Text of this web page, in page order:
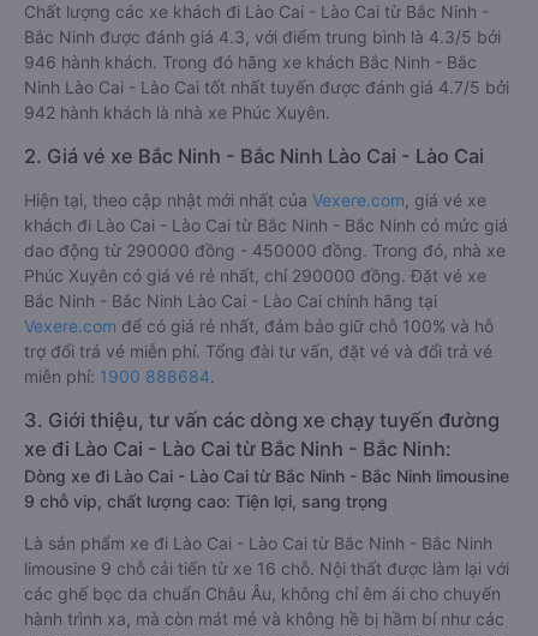
Chất lượng các xe khách đi Lào Cai - Lào Cai từ Bắc Ninh -
Bắc Ninh được đánh giá 4.3, với điểm trung bình là 4.3/5 bởi
946 hành khách. Trong đó hãng xe khách Bắc Ninh - Bắc
Ninh Lào Cai - Lào Cai tốt nhất tuyến được đánh giá 4.7/5 bởi
942 hành khách là nhà xe Phúc Xuyên.
2. Giá vé xe Bắc Ninh - Bắc Ninh Lào Cai - Lào Cai
Hiện tại, theo cập nhật mới nhất của Vexere.com , giá vé xe
khách đi Lào Cai - Lào Cai từ Bắc Ninh - Bắc Ninh có mức giá
dao động từ 290000 đồng - 450000 đồng. Trong đó, nhà xe
Phúc Xuyên có giá vé rẻ nhất, chỉ 290000 đồng. Đặt vé xe
Bắc Ninh - Bắc Ninh Lào Cai - Lào Cai chính hãng tại
Vexere.com để có giá rẻ nhất, đảm bảo giữ chỗ 100% và hỗ
trợ đổi trả vé miễn phí. Tổng đài tư vấn, đặt vé và đổi trả vé
miễn phí: 1900 888684.
3. Giới thiệu, tư vấn các dòng xe chạy tuyến đường
xe đi Lào Cai - Lào Cai từ Bắc Ninh - Bắc Ninh:
Dòng xe đi Lào Cai - Lào Cai từ Bắc Ninh - Bắc Ninh limousine
9 chỗ vip, chất lượng cao: Tiện lợi, sang trọng
Là sản phẩm xe đi Lào Cai - Lào Cai từ Bắc Ninh - Bắc Ninh
limousine 9 chỗ cải tiến từ xe 16 chỗ. Nội thất được làm lại với
các ghế bọc da chuẩn Châu Âu, không chỉ êm ái cho chuyến
hành trình xa, mà còn mát mẻ và không hề bị hầm bí như các